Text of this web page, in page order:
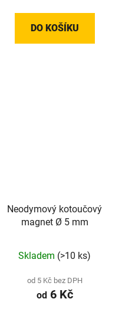
DO KOŠÍKU
Neodymový kotoučový
magnet Ø 5 mm
Skladem (>10 ks)
od 5 Kč bez DPH
od6 Kč